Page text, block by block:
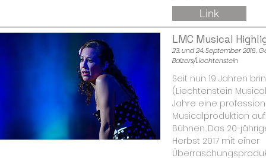
Link
LMC Musical
23. und 24. September 2016,
Balzers/Liechtenstein
Seit nun 19 Jahren
(Liechtenstein
Jahre eine
Musicalproduktion
Bühnen. Das 20-
Herbst 2017 mit einer